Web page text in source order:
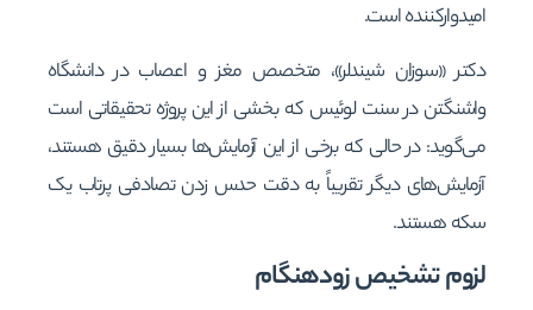
امیدوارکننده است.
دکتر «سوزان شیندلر»، متخصص مغز و اعصاب در دانشگاه
واشنگتن در سنت لوئیس که بخشی از این پروژه تحقیقاتی است
می‌گوید: در حالی که برخی از این آزمایش‌ها بسیار دقیق هستند،
آزمایش‌های دیگر تقریباً به دقت حدس زدن تصادفی پرتاب یک
سکه هستند.
لزوم تشخیص زودهنگام